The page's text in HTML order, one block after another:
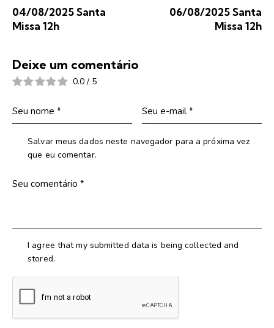
04/08/2025 Santa
Missa 12h
06/08/2025 Santa
Missa 12h
Deixe um comentário
0.0 / 5
Salvar meus dados neste navegador para a próxima vez
que eu comentar.
I agree that my submitted data is being collected and
stored.